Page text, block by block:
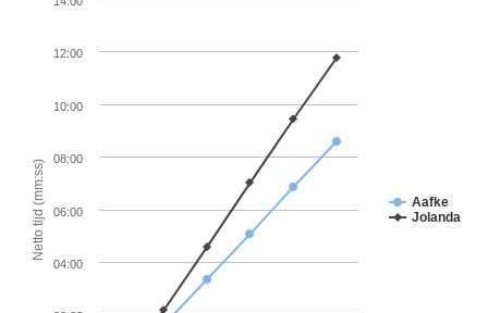
Netto tijd (mm:ss)
Aafke
Jolanda
04:00
06:00
08:00
10:00
12:00